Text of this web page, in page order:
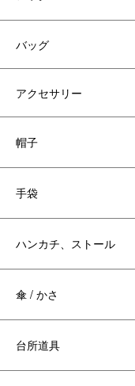
バッグ
アクセサリー
帽子
手袋
ハンカチ、ストール
傘 / かさ
台所道具